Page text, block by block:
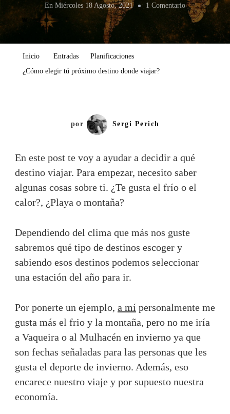
En Miércoles 18 Agosto, 2021 1 ComentarioEn
¿Cómo
Elegir
Inicio Entradas
Planificaciones
¿Cómo elegir tú próximo destino donde viajar?
por Sergi Perich
En este post te voy a ayudar a decidir a qué
destino viajar. Para empezar, necesito saber
algunas cosas sobre ti. ¿Te gusta el frío o el
calor?, ¿Playa o montaña?
Dependiendo del clima que más nos guste
sabremos qué tipo de destinos escoger y
sabiendo esos destinos podemos seleccionar
una estación del año para ir.
Por ponerte un ejemplo, a mí personalmente me
gusta más el frio y la montaña, pero no me iría
a Vaqueira o al Mulhacén en invierno ya que
son fechas señaladas para las personas que les
gusta el deporte de invierno. Además, eso
encarece nuestro viaje y por supuesto nuestra
economía.